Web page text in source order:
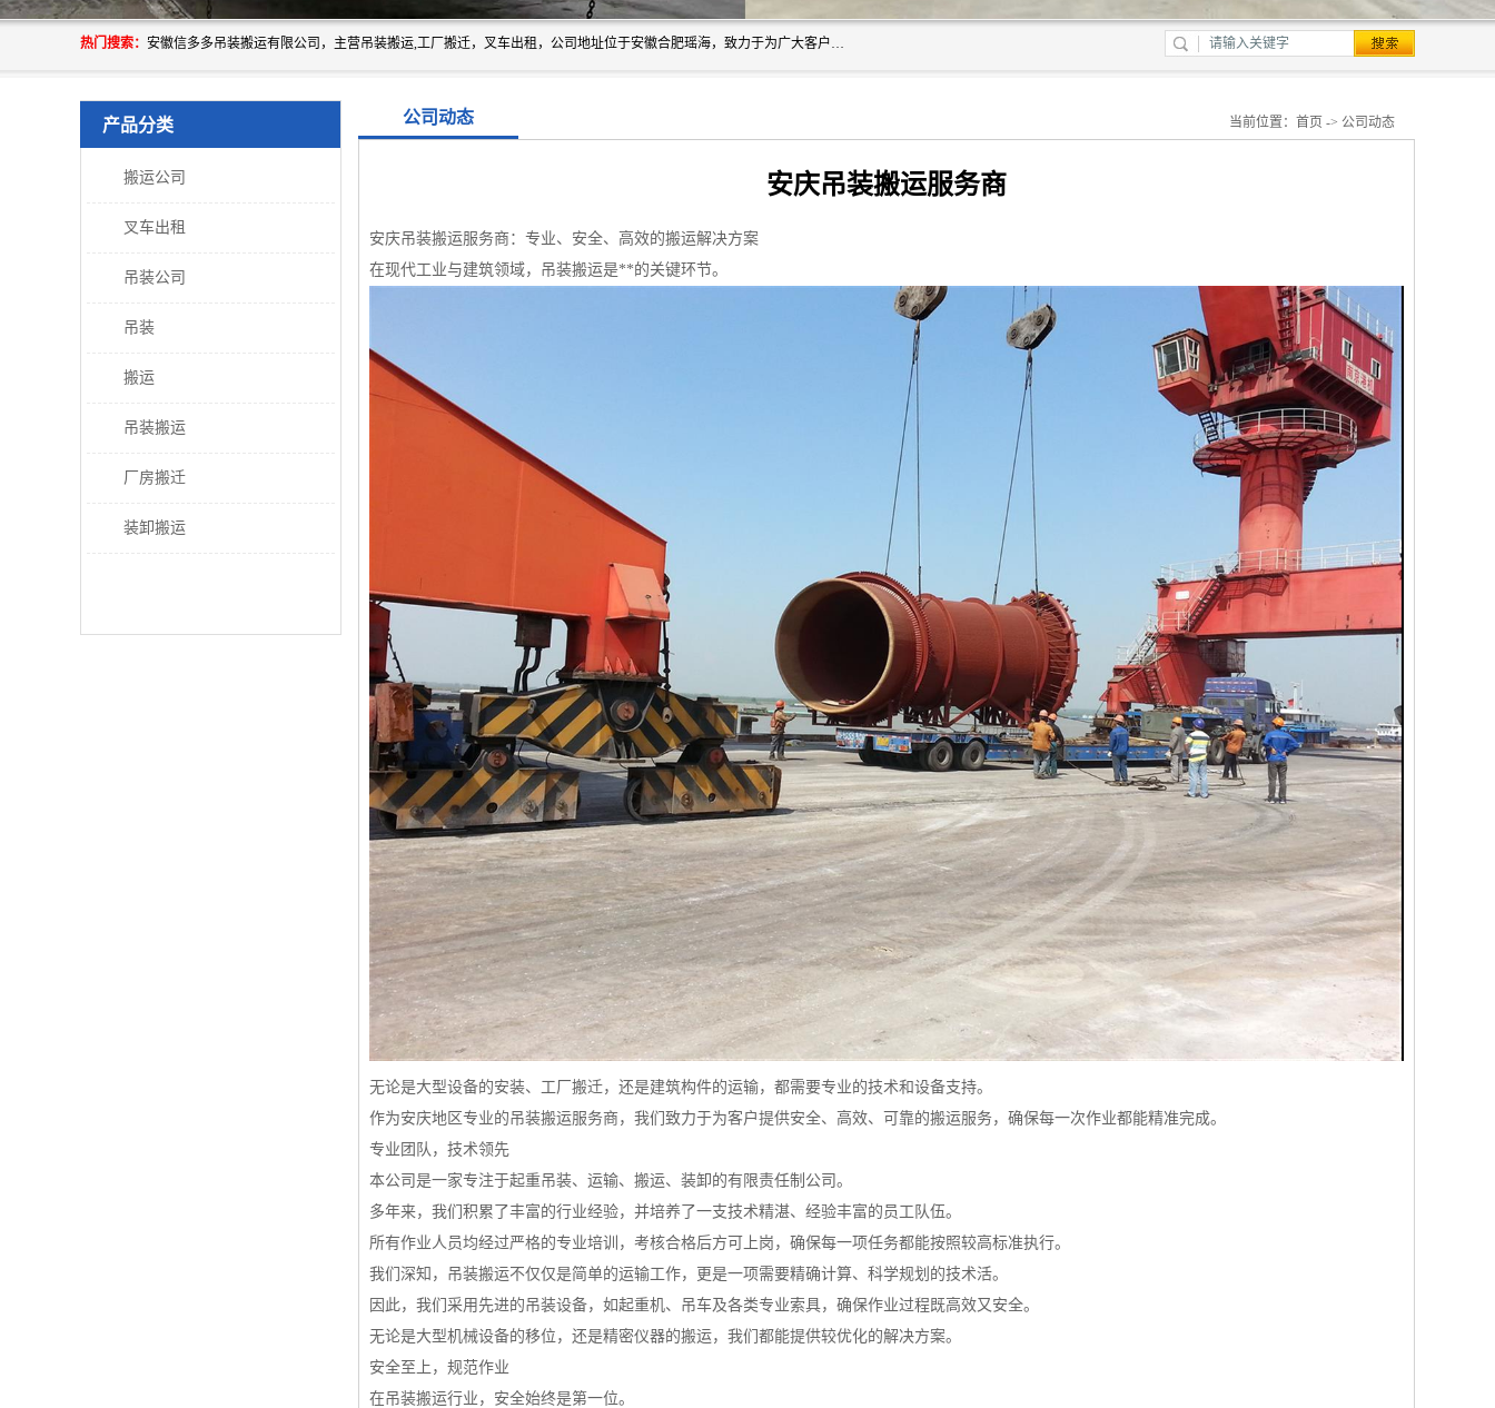
热门搜索： 安徽信多多吊装搬运有限公司，主营吊装搬运,工厂搬迁，叉车出租，公司地址位于安徽合肥瑶海，致力于为广大客户提供优质的产品/服务，如果您对我公司的产品服务感兴趣，请联系[安徽信多多吊装搬运有限公司]，期待您的来电。
产品分类
搬运公司
叉车出租
吊装公司
吊装
搬运
吊装搬运
厂房搬迁
装卸搬运
公司动态 当前位置： 首页 -> 公司动态
安庆吊装搬运服务商
安庆吊装搬运服务商：专业、安全、高效的搬运解决方案
在现代工业与建筑领域，吊装搬运是**的关键环节。
无论是大型设备的安装、工厂搬迁，还是建筑构件的运输，都需要专业的技术和设备支持。
作为安庆地区专业的吊装搬运服务商，我们致力于为客户提供安全、高效、可靠的搬运服务，确保每一次作业都能精准完成。
专业团队，技术领先
本公司是一家专注于起重吊装、运输、搬运、装卸的有限责任制公司。
多年来，我们积累了丰富的行业经验，并培养了一支技术精湛、经验丰富的员工队伍。
所有作业人员均经过严格的专业培训，考核合格后方可上岗，确保每一项任务都能按照较高标准执行。
我们深知，吊装搬运不仅仅是简单的运输工作，更是一项需要精确计算、科学规划的技术活。
因此，我们采用先进的吊装设备，如起重机、吊车及各类专业索具，确保作业过程既高效又安全。
无论是大型机械设备的移位，还是精密仪器的搬运，我们都能提供较优化的解决方案。
安全至上，规范作业
在吊装搬运行业，安全始终是第一位。